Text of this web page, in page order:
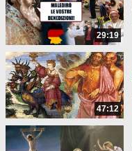
29:19
47:12